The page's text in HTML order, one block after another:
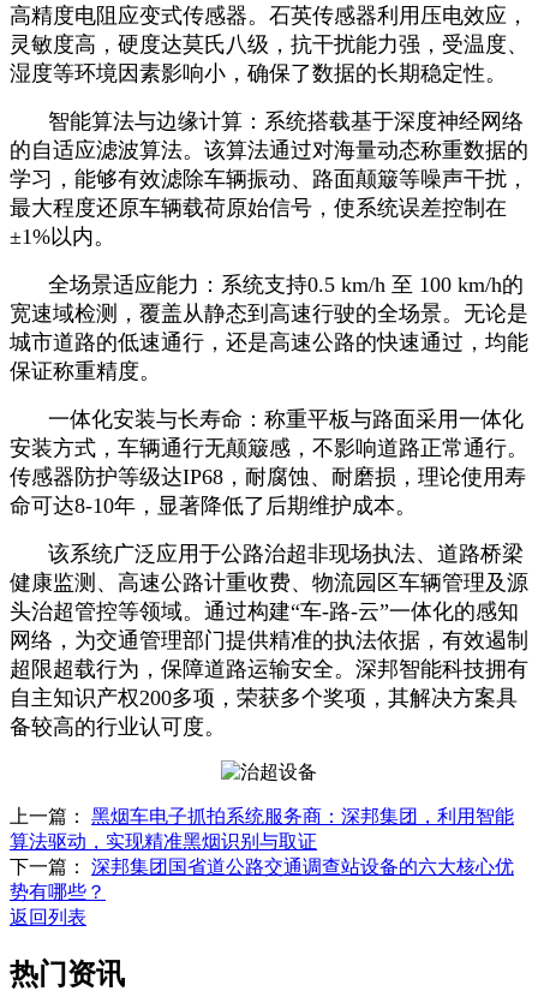
高精度电阻应变式传感器。石英传感器利用压电效应，
灵敏度高，硬度达莫氏八级，抗干扰能力强，受温度、
湿度等环境因素影响小，确保了数据的长期稳定性。
智能算法与边缘计算：系统搭载基于深度神经网络
的自适应滤波算法。该算法通过对海量动态称重数据的
学习，能够有效滤除车辆振动、路面颠簸等噪声干扰，
最大程度还原车辆载荷原始信号，使系统误差控制在
±1%以内。
全场景适应能力：系统支持0.5 km/h 至 100 km/h的
宽速域检测，覆盖从静态到高速行驶的全场景。无论是
城市道路的低速通行，还是高速公路的快速通过，均能
保证称重精度。
一体化安装与长寿命：称重平板与路面采用一体化
安装方式，车辆通行无颠簸感，不影响道路正常通行。
传感器防护等级达IP68，耐腐蚀、耐磨损，理论使用寿
命可达8-10年，显著降低了后期维护成本。
该系统广泛应用于公路治超非现场执法、道路桥梁
健康监测、高速公路计重收费、物流园区车辆管理及源
头治超管控等领域。通过构建“车-路-云”一体化的感知
网络，为交通管理部门提供精准的执法依据，有效遏制
超限超载行为，保障道路运输安全。深邦智能科技拥有
自主知识产权200多项，荣获多个奖项，其解决方案具
备较高的行业认可度。
上一篇：
黑烟车电子抓拍系统服务商：深邦集团，利用智能
算法驱动，实现精准黑烟识别与取证
下一篇：
深邦集团国省道公路交通调查站设备的六大核心优
势有哪些？
返回列表
热门资讯